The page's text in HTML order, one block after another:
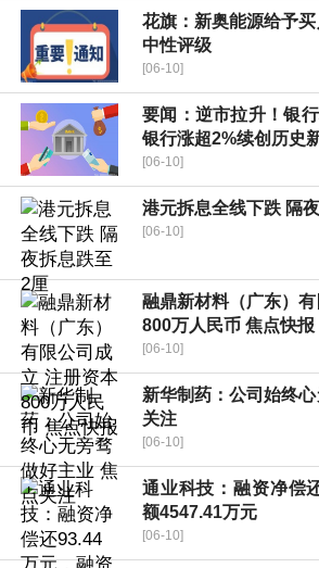
花旗：新奥能源给予
中性评级
[06-10]
要闻：逆市拉升！银
银行涨超2%续创历史
[06-10]
港元拆息全线下跌 隔
[06-10]
融鼎新材料（广东）
800万人民币 焦点快报
[06-10]
新华制药：公司始终
关注
[06-10]
通业科技：融资净偿
额4547.41万元
[06-10]